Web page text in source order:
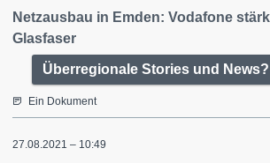
Netzausbau in Emden: Vodafone
Glasfaser
Überregionale Stories und
Ein Dokument
27.08.2021 – 10:49